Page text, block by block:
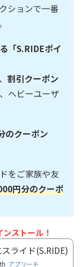
ションで一番
「S.RIDEポイ
割引クーポン
ヘビーユーザ
のクーポン
をご家族や友
円分のクーポ
ストール！
ライド(S.RIDE)
アプリーチ